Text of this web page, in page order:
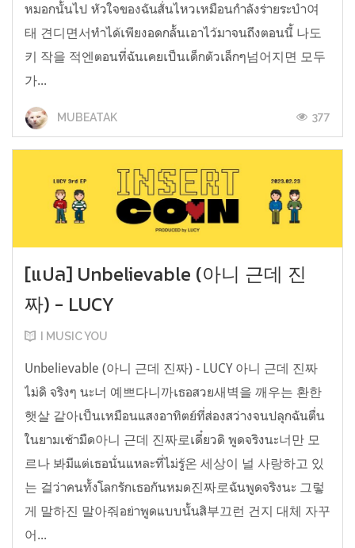
หมอกนั้นไป หัวใจของฉันสั่นไหวเหมือนกำลังร่ายระบำ여
태 견디면서ทำได้เพียงอดกลั้นเอาไว้มาจนถึงตอนนี้ 나도
키 작을 적엔ตอนที่ฉันเคยเป็นเด็กตัวเล็กๆ넘어지면 모두
가...
MUBEATAK 377
[แปล] Unbelievable (아니 근데 진
짜) - LUCY
I MUSIC YOU
Unbelievable (아니 근데 진짜) - LUCY 아니 근데 진짜
ไม่ดิ จริงๆ นะ너 예쁘다니까เธอสวย새벽을 깨우는 환한
햇살 같아เป็นเหมือนแสงอาทิตย์ที่ส่องสว่างจนปลุกฉันตื่น
ในยามเช้ามืด아니 근데 진짜로เดี๋ยวดิ พูดจริงนะ너만 모
르나 봐มีแต่เธอนั่นแหละที่ไม่รู้온 세상이 널 사랑하고 있
는 걸ว่าคนทั้งโลกรักเธอกันหมด진짜로ฉันพูดจริงนะ 그렇
게 말하진 말아줘อย่าพูดแบบนั้นสิ부끄런 건지 대체 자꾸
어...